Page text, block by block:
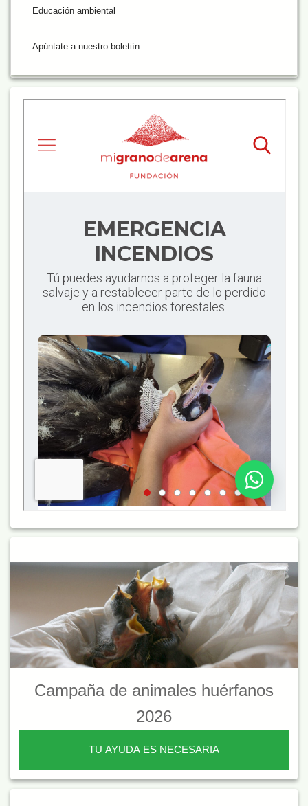
Educación ambiental
Apúntate a nuestro boletiín
Campaña de animales huérfanos
2026
TU AYUDA ES NECESARIA